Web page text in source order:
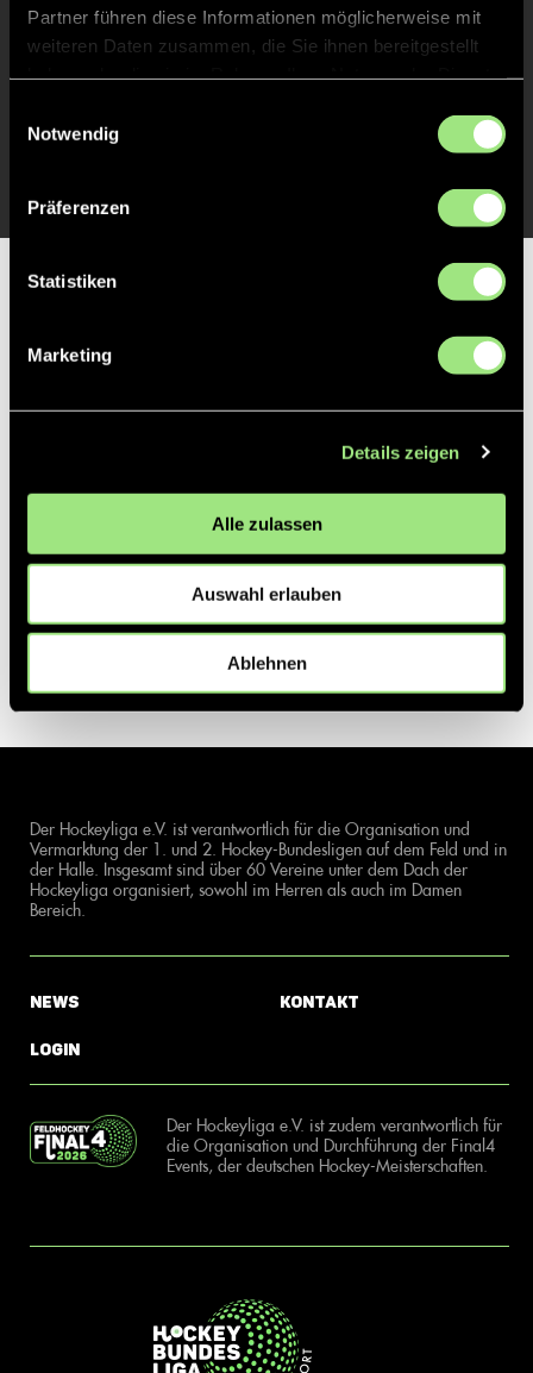
Partner führen diese Informationen möglicherweise mit
weiteren Daten zusammen, die Sie ihnen bereitgestellt
Notwendig
Präferenzen
Statistiken
Marketing
Details zeigen
Alle zulassen
Auswahl erlauben
Ablehnen
Partner
Der Hockeyliga e.V. ist verantwortlich für die Organisation und
Vermarktung der 1. und 2. Hockey-Bundesligen auf dem Feld und in
der Halle. Insgesamt sind über 60 Vereine unter dem Dach der
Hockeyliga organisiert, sowohl im Herren als auch im Damen
Bereich.
News
Login
Kontakt
Der Hockeyliga e.V. ist zudem verantwortlich für
die Organisation und Durchführung der Final4
Events, der deutschen Hockey-Meisterschaften.